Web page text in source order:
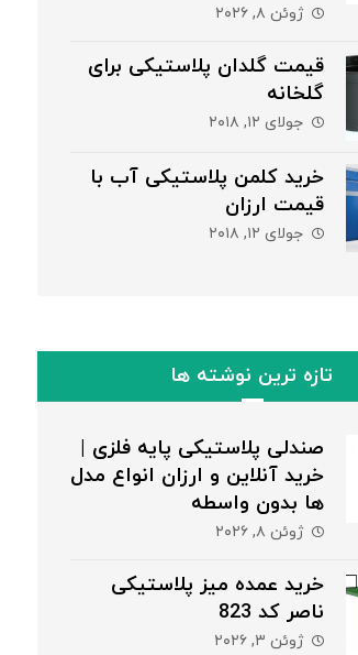
ژوئن ۸, ۲۰۲۶
قیمت گلدان پلاستیکی برای
گلخانه
جولای ۱۲, ۲۰۱۸
خرید کلمن پلاستیکی آب با
قیمت ارزان
جولای ۱۲, ۲۰۱۸
تازه ترین نوشته ها
صندلی پلاستیکی پایه فلزی |
خرید آنلاین و ارزان انواع مدل
ها بدون واسطه
ژوئن ۸, ۲۰۲۶
خرید عمده میز پلاستیکی
ناصر کد 823
ژوئن ۳, ۲۰۲۶